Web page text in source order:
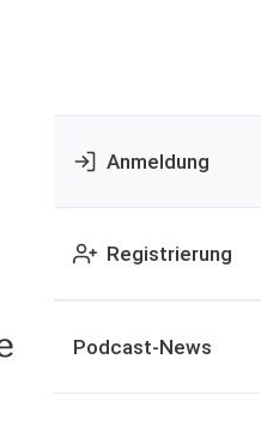
Anmeldung
Registrierung
Podcast-News